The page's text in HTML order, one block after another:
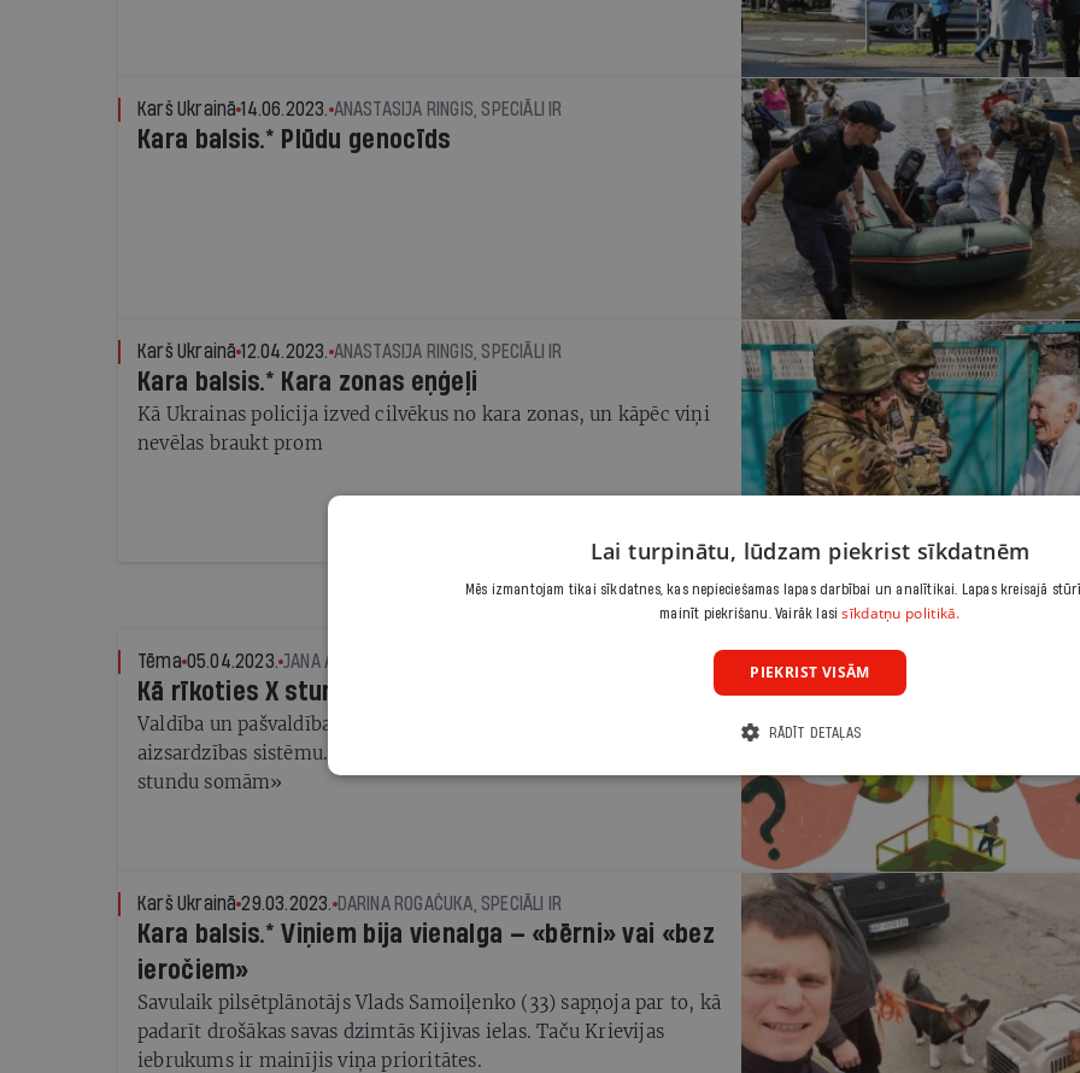
Karš Ukrainā 14.06.2023. ANASTASIJA RINGIS, SPECIĀLI IR
Kara balsis.* Plūdu genocīds
Karš Ukrainā 12.04.2023. ANASTASIJA RINGIS, SPECIĀLI IR
Kara balsis.* Kara zonas eņģeļi
Kā Ukrainas policija izved cilvēkus no kara zonas, un kāpēc viņi
nevēlas braukt prom
Tēma 05.04.2023. JANA ALTENBERGA
Kā rīkoties X stundā?
Valdība un pašvaldības pašlaik strādā, lai stiprinātu civilās
aizsardzības sistēmu. Lai būtu kas vairāk par sirēnām un «72
stundu somām»
Karš Ukrainā 29.03.2023. DARINA ROGAČUKA, SPECIĀLI IR
Kara balsis.* Viņiem bija vienalga — «bērni» vai «bez
ieročiem»
Savulaik pilsētplānotājs Vlads Samoiļenko (33) sapņoja par to, kā
padarīt drošākas savas dzimtās Kijivas ielas. Taču Krievijas
iebrukums ir mainījis viņa prioritātes.
Lai turpinātu, lūdzam piekrist sīkdatnēm
Mēs izmantojam tikai sīkdatnes, kas nepieciešamas lapas darbībai un analītikai. Lapas kreisajā
mainīt piekrišanu. Vairāk lasisīkdatņu politikā.
PIEKRIST VISĀM
RĀDĪT DETAĻAS